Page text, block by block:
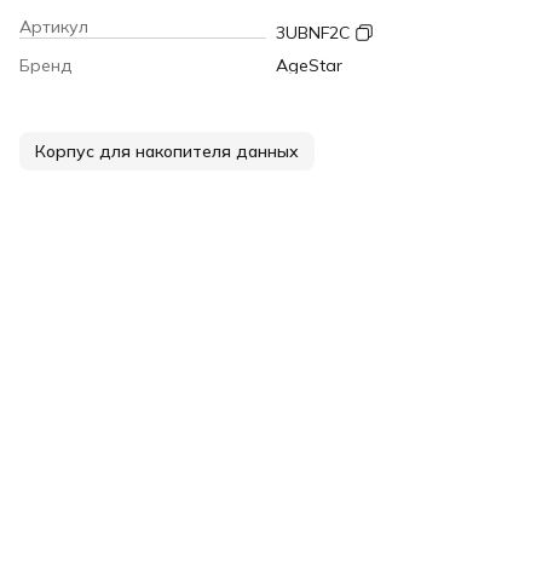
Артикул
3UBNF2C
Бренд
AgeStar
Корпус для накопителя данных